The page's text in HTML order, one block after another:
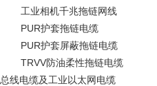
工业相机千兆拖链网线
PUR护套拖链电缆
PUR护套屏蔽拖链电缆
TRVV防油柔性拖链电缆
总线电缆及工业以太网电缆